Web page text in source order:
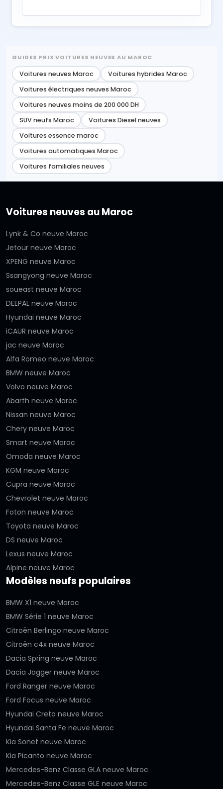
GUIDES PRIX VOITURES NEUVES AU MAROC
Voitures neuves Maroc
Voitures hybrides Maroc
Voitures électriques neuves Maroc
Voitures neuves moins de 200 000 DH
SUV neufs Maroc
Voitures Diesel neuves
Voitures essence maroc
Voitures automatiques Maroc
Voitures familiales neuves
Voitures neuves au Maroc
Lynk & Co neuve Maroc
Jetour neuve Maroc
XPENG neuve Maroc
Ssangyong neuve Maroc
soueast neuve Maroc
DEEPAL neuve Maroc
Hyundai neuve Maroc
iCAUR neuve Maroc
jac neuve Maroc
Alfa Romeo neuve Maroc
BMW neuve Maroc
Volvo neuve Maroc
Abarth neuve Maroc
Nissan neuve Maroc
Chery neuve Maroc
Smart neuve Maroc
Omoda neuve Maroc
KGM neuve Maroc
Cupra neuve Maroc
Chevrolet neuve Maroc
Foton neuve Maroc
Toyota neuve Maroc
DS neuve Maroc
Lexus neuve Maroc
Alpine neuve Maroc
Modèles neufs populaires
BMW X1 neuve Maroc
BMW Série 1 neuve Maroc
Citroën Berlingo neuve Maroc
Citroën c4x neuve Maroc
Dacia Spring neuve Maroc
Dacia Jogger neuve Maroc
Ford Ranger neuve Maroc
Ford Focus neuve Maroc
Hyundai Creta neuve Maroc
Hyundai Santa Fe neuve Maroc
Kia Sonet neuve Maroc
Kia Picanto neuve Maroc
Mercedes-Benz Classe GLA neuve Maroc
Mercedes-Benz Classe GLE neuve Maroc